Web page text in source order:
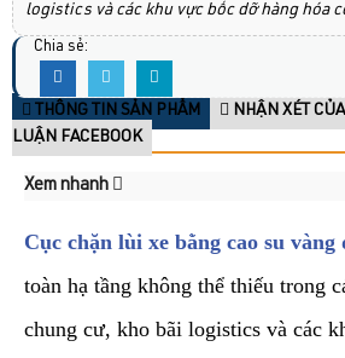
logistics và các khu vực bốc dỡ hàng hóa
Chia sẻ:
THÔNG TIN SẢN PHẨM NHẬN XÉT
LUẬN FACEBOOK
Xem nhanh
Cục chặn lùi xe bằng cao su vàng
toàn hạ tầng không thể thiếu trong
chung cư, kho bãi logistics và các